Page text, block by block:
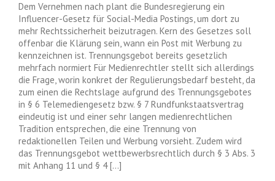
Dem Vernehmen nach plant die Bundesregierung ein
Influencer-Gesetz für Social-Media Postings, um dort zu
mehr Rechtssicherheit beizutragen. Kern des Gesetzes soll
offenbar die Klärung sein, wann ein Post mit Werbung zu
kennzeichnen ist. Trennungsgebot bereits gesetzlich
mehrfach normiert Für Medienrechtler stellt sich allerdings
die Frage, worin konkret der Regulierungsbedarf besteht, da
zum einen die Rechtslage aufgrund des Trennungsgebotes
in § 6 Telemediengesetz bzw. § 7 Rundfunkstaatsvertrag
eindeutig ist und einer sehr langen medienrechtlichen
Tradition entsprechen, die eine Trennung von
redaktionellen Teilen und Werbung vorsieht. Zudem wird
das Trennungsgebot wettbewerbsrechtlich durch § 3 Abs. 3
mit Anhang 11 und § 4 [...]